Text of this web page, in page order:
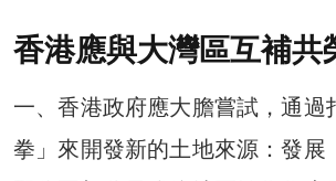
香港應與大灣區互補共
一、香港政府應大膽嘗試，通過
拳」來開發新的土地來源：發展